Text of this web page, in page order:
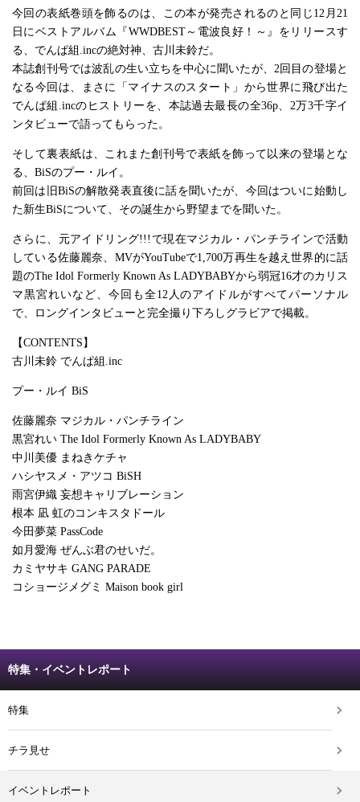
今回の表紙巻頭を飾るのは、この本が発売されるのと同じ12月21
日にベストアルバム『WWDBEST～電波良好！～』をリリースす
る、でんぱ組.incの絶対神、古川未鈴だ。
本誌創刊号では波乱の生い立ちを中心に聞いたが、2回目の登場と
なる今回は、まさに「マイナスのスタート」から世界に飛び出た
でんぱ組.incのヒストリーを、本誌過去最長の全36p、2万3千字イ
ンタビューで語ってもらった。
そして裏表紙は、これまた創刊号で表紙を飾って以来の登場とな
る、BiSのプー・ルイ。
前回は旧BiSの解散発表直後に話を聞いたが、今回はついに始動し
た新生BiSについて、その誕生から野望までを聞いた。
さらに、元アイドリング!!!で現在マジカル・パンチラインで活動
している佐藤麗奈、MVがYouTubeで1,700万再生を越え世界的に話
題のThe Idol Formerly Known As LADYBABYから弱冠16才のカリス
マ黒宮れいなど、今回も全12人のアイドルがすべてパーソナル
で、ロングインタビューと完全撮り下ろしグラビアで掲載。
【CONTENTS】
古川未鈴 でんぱ組.inc
プー・ルイ BiS
佐藤麗奈 マジカル・パンチライン
黒宮れい The Idol Formerly Known As LADYBABY
中川美優 まねきケチャ
ハシヤスメ・アツコ BiSH
雨宮伊織 妄想キャリブレーション
根本 凪 虹のコンキスタドール
今田夢菜 PassCode
如月愛海 ぜんぶ君のせいだ。
カミヤサキ GANG PARADE
コショージメグミ Maison book girl
特集・イベントレポート
特集
チラ見せ
イベントレポート